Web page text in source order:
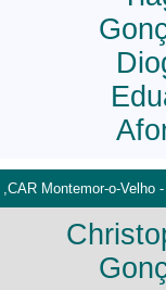
Montemor-o-